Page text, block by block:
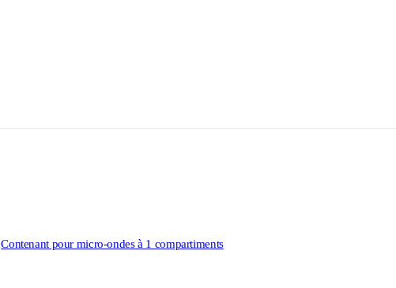
Contenant pour micro-ondes à 1 compartiments